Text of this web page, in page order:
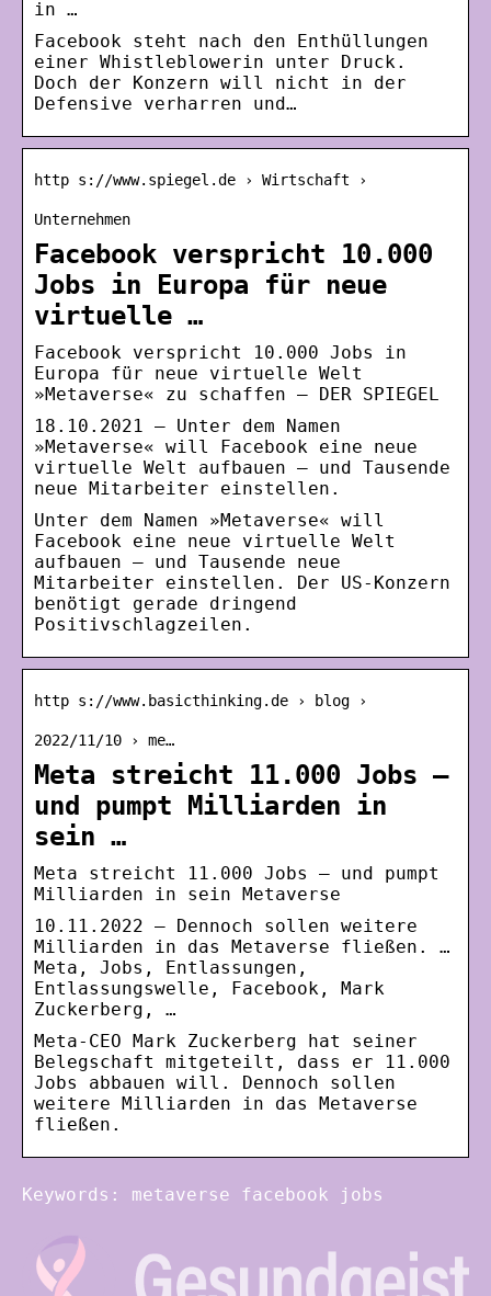
in …
Facebook steht nach den Enthüllungen
einer Whistleblowerin unter Druck.
Doch der Konzern will nicht in der
Defensive verharren und…
http s://www.spiegel.de › Wirtschaft ›
Unternehmen
Facebook verspricht 10.000
Jobs in Europa für neue
virtuelle …
Facebook verspricht 10.000 Jobs in
Europa für neue virtuelle Welt
»Metaverse« zu schaffen – DER SPIEGEL
18.10.2021 — Unter dem Namen
»Metaverse« will Facebook eine neue
virtuelle Welt aufbauen – und Tausende
neue Mitarbeiter einstellen.
Unter dem Namen »Metaverse« will
Facebook eine neue virtuelle Welt
aufbauen – und Tausende neue
Mitarbeiter einstellen. Der US-Konzern
benötigt gerade dringend
Positivschlagzeilen.
http s://www.basicthinking.de › blog ›
2022/11/10 › me…
Meta streicht 11.000 Jobs –
und pumpt Milliarden in
sein …
Meta streicht 11.000 Jobs – und pumpt
Milliarden in sein Metaverse
10.11.2022 — Dennoch sollen weitere
Milliarden in das Metaverse fließen. …
Meta, Jobs, Entlassungen,
Entlassungswelle, Facebook, Mark
Zuckerberg, …
Meta-CEO Mark Zuckerberg hat seiner
Belegschaft mitgeteilt, dass er 11.000
Jobs abbauen will. Dennoch sollen
weitere Milliarden in das Metaverse
fließen.
Keywords: metaverse facebook jobs